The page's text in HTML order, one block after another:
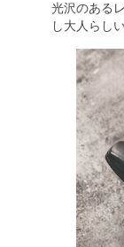
光沢のある
し大人らし